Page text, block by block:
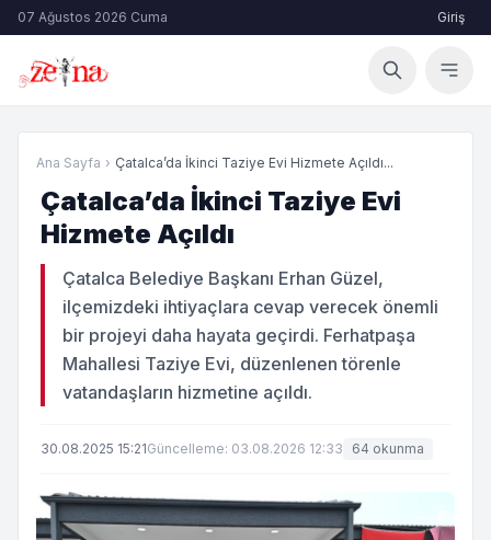
07 Ağustos 2026 Cuma Giriş
Ana Sayfa › Çatalca’da İkinci Taziye Evi Hizmete Açıldı...
Çatalca’da İkinci Taziye Evi
Hizmete Açıldı
Çatalca Belediye Başkanı Erhan Güzel,
ilçemizdeki ihtiyaçlara cevap verecek önemli
bir projeyi daha hayata geçirdi. Ferhatpaşa
Mahallesi Taziye Evi, düzenlenen törenle
vatandaşların hizmetine açıldı.
30.08.2025 15:21Güncelleme: 03.08.2026 12:33 64 okunma